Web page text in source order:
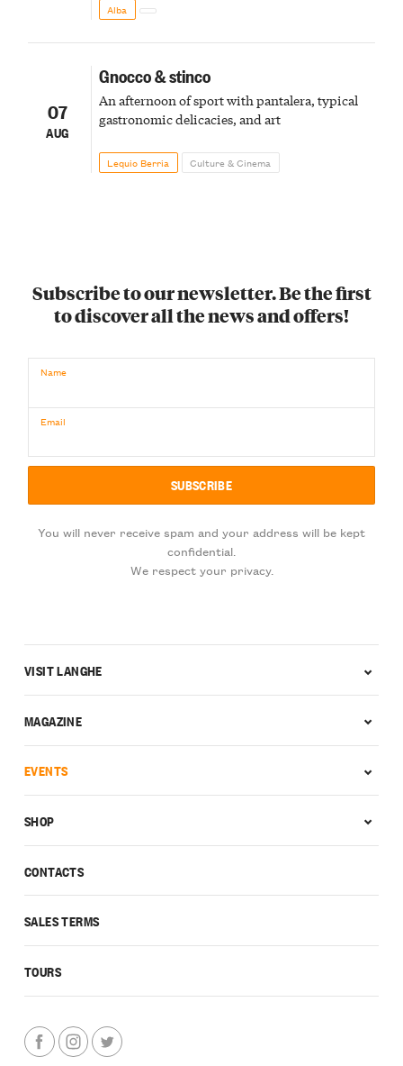
Alba
07
AUG
Gnocco & stinco
An afternoon of sport with pantalera, typical
gastronomic delicacies, and art
Lequio Berria Culture & Cinema
Subscribe to our newsletter. Be the first
to discover all the news and offers!
Name
Email
You will never receive spam and your address will be kept
confidential.
We respect your privacy.
CONTACTS
SALES TERMS
TOURS
VISIT LANGHE
MAGAZINE
EVENTS
SHOP